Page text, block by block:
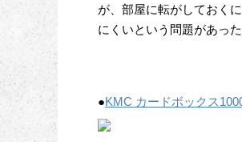
が、部屋に転がしておく
にくいという問題があった
●KMC カードボックス